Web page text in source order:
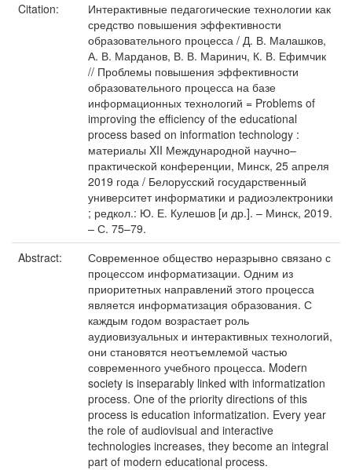
Citation:
Интерактивные педагогические технологии как
средство повышения эффективности
образовательного процесса / Д. В. Малашков,
А. В. Марданов, В. В. Маринич, К. В. Ефимчик
// Проблемы повышения эффективности
образовательного процесса на базе
информационных технологий = Problems of
improving the efficiency of the educational
process based on information technology :
материалы XII Международной научно–
практической конференции, Минск, 25 апреля
2019 года / Белорусский государственный
университет информатики и радиоэлектроники
; редкол.: Ю. Е. Кулешов [и др.]. – Минск, 2019.
– С. 75–79.
Abstract:
Современное общество неразрывно связано с
процессом информатизации. Одним из
приоритетных направлений этого процесса
является информатизация образования. С
каждым годом возрастает роль
аудиовизуальных и интерактивных технологий,
они становятся неотъемлемой частью
современного учебного процесса. Modern
society is inseparably linked with informatization
process. One of the priority directions of this
process is education informatization. Every year
the role of audiovisual and interactive
technologies increases, they become an integral
part of modern educational process.